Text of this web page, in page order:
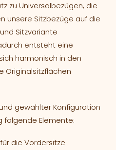
zu Universalbezügen, die
unsere Sitzbezüge auf die
Sitzvariante
entsteht eine
harmonisch in den
Originalsitzflächen
gewählter Konfiguration
folgende Elemente:
die Vordersitze